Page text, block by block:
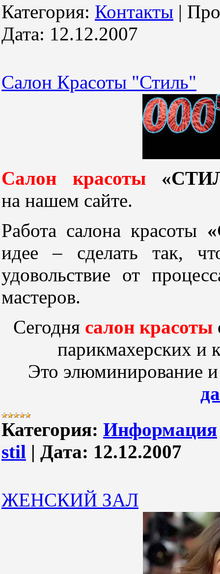
Категория: Контакты |
Дата: 12.12.2007
Салон Красоты "Стиль"
Салон красоты
на нашем сайте.
Работа салона красоты
идее – сделать так,
удовольствие от
мастеров.
Сегодня салон красоты
парикмахерскихи
Это элюминирование
Категория: Информация
stil | Дата: 12.12.2007
ЖЕНСКИЙ ЗАЛ